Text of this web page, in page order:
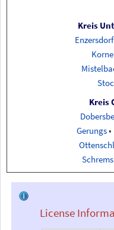
Kreis
Enzersdorf
Kreis
Gerungs•
Schrems
License